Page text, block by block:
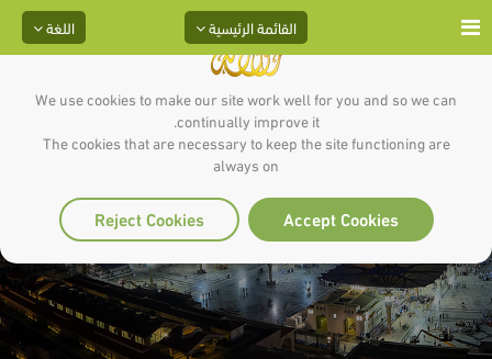
We use cookies to make our site work well for you and so we can
continually improve it.
The cookies that are necessary to keep the site functioning are
always on
Accept Cookies
Reject Cookies
اللغة القائمة الرئيسية
وصف الجنة